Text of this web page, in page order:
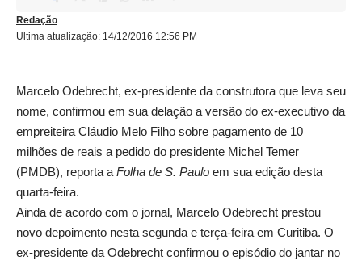
Ultima atualização: 14/12/2016 12:56 PM
Redação
Marcelo Odebrecht, ex-presidente da construtora que leva seu
nome, confirmou em sua delação a versão do ex-executivo da
empreiteira Cláudio Melo Filho sobre pagamento de 10
milhões de reais a pedido do presidente Michel Temer
(PMDB), reporta a Folha de S. Paulo em sua edição desta
quarta-feira.
Ainda de acordo com o jornal, Marcelo Odebrecht prestou
novo depoimento nesta segunda e terça-feira em Curitiba. O
ex-presidente da Odebrecht confirmou o episódio do jantar no